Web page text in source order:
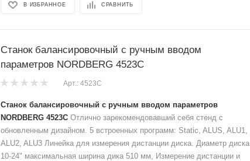
В ИЗБРАННОЕ СРАВНИТЬ
Станок балансировочный с ручным вводом
параметров NORDBERG 4523C
Арт.: 4523C
Станок балансировочный с ручным вводом параметров
NORDBERG 4523C Отлично зарекомендовавший себя стенд с
обновленным дизайном. 5 встроенных программ: Static, ALUS, ALU1,
ALU2, ALU3 Линейка для измерения дистанции диска. Диаметр диска
10-24" максимальная ширина дика 510 мм, Измерение дистанции и